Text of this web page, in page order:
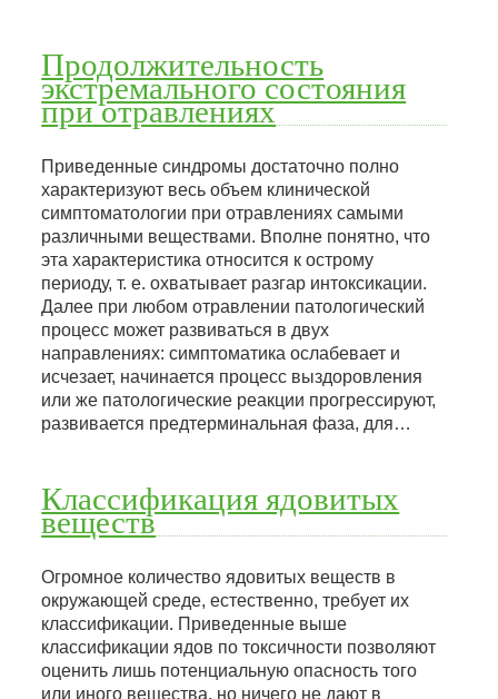
Продолжительность
экстремального состояния
при отравлениях
Приведенные синдромы достаточно полно
характеризуют весь объем клинической
симптоматологии при отравлениях самыми
различными веществами. Вполне понятно, что
эта характеристика относится к острому
периоду, т. е. охватывает разгар интоксикации.
Далее при любом отравлении патологический
процесс может развиваться в двух
направлениях: симптоматика ослабевает и
исчезает, начинается процесс выздоровления
или же патологические реакции прогрессируют,
развивается предтерминальная фаза, для…
Классификация ядовитых
веществ
Огромное количество ядовитых веществ в
окружающей среде, естественно, требует их
классификации. Приведенные выше
классификации ядов по токсичности позволяют
оценить лишь потенциальную опасность того
или иного вещества, но ничего не дают в